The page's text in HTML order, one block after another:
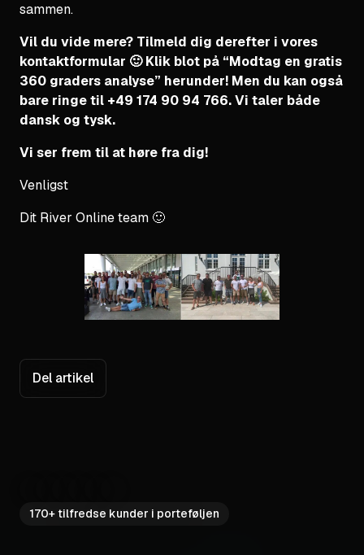
sammen.
Vil du vide mere? Tilmeld dig derefter i vores
kontaktformular 🙂 Klik blot på “Modtag en gratis
360 graders analyse” herunder! Men du kan også
bare ringe til +49 174 90 94 766. Vi taler både
dansk og tysk.
Vi ser frem til at høre fra dig!
Venligst
Dit River Online team 🙂
Del artikel
170+ tilfredse kunder i porteføljen